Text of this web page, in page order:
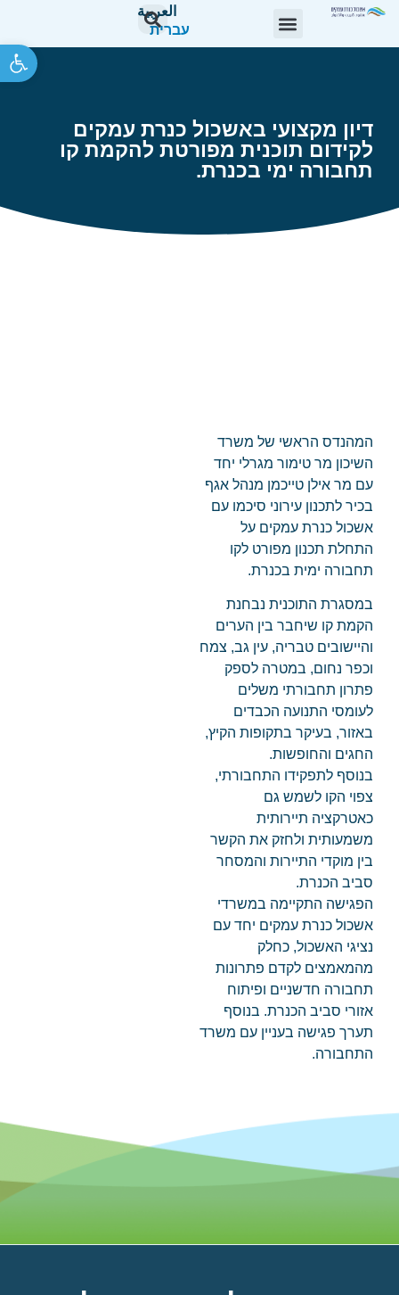
פתח
العربية
עברית
דיון מקצועי באשכול כנרת עמקים
לקידום תוכנית מפורטת להקמת קו
תחבורה ימי בכנרת.
המהנדס הראשי של משרד
השיכון מר טימור מגרלי יחד
עם מר אילן טייכמן מנהל אגף
בכיר לתכנון עירוני סיכמו עם
אשכול כנרת עמקים על
התחלת תכנון מפורט לקו
תחבורה ימית בכנרת.
במסגרת התוכנית נבחנת
הקמת קו שיחבר בין הערים
והיישובים טבריה, עין גב, צמח
וכפר נחום, במטרה לספק
פתרון תחבורתי משלים
לעומסי התנועה הכבדים
באזור, בעיקר בתקופות הקיץ,
החגים והחופשות.
בנוסף לתפקידו התחבורתי,
צפוי הקו לשמש גם
כאטרקציה תיירותית
משמעותית ולחזק את הקשר
בין מוקדי התיירות והמסחר
סביב הכנרת.
הפגישה התקיימה במשרדי
אשכול כנרת עמקים יחד עם
נציגי האשכול, כחלק
מהמאמצים לקדם פתרונות
תחבורה חדשניים ופיתוח
אזורי סביב הכנרת. בנוסף
תערך פגישה בעניין עם משרד
התחבורה.